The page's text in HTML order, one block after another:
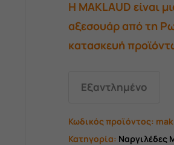
H MAKLAUD είναι
αξεσουάρ από τη
κατασκευή
Εξαντλημένο
Κωδικός προϊόντος:
Κατηγορία: Ναργιλέδες